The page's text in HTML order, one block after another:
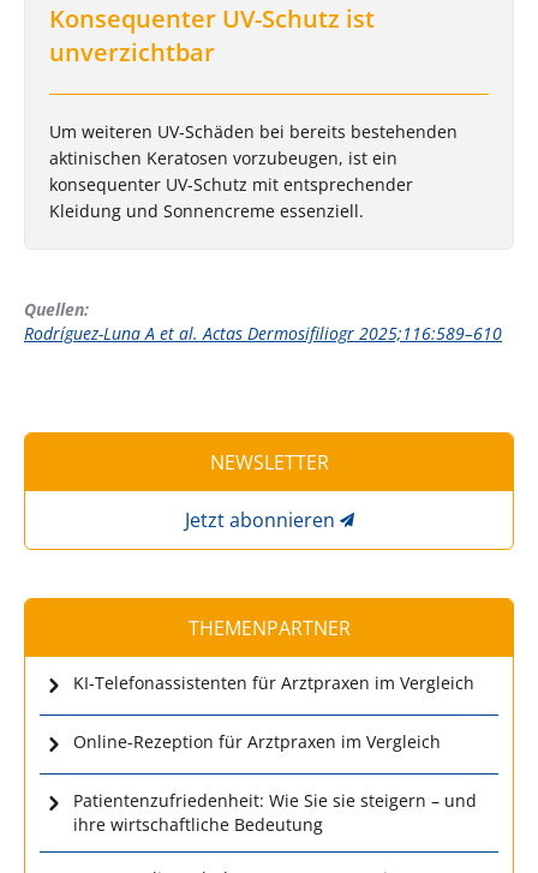
Konsequenter UV-Schutz ist
unverzichtbar
Um weiteren UV-Schäden bei bereits bestehenden
aktinischen Keratosen vorzubeugen, ist ein
konsequenter UV-Schutz mit entsprechender
Kleidung und Sonnencreme essenziell.
Quellen:
Rodríguez-Luna A et al. Actas Dermosifiliogr 2025;116:589–610
NEWSLETTER
Jetzt abonnieren
THEMENPARTNER
KI-Telefonassistenten für Arztpraxen im Vergleich
Online-Rezeption für Arztpraxen im Vergleich
Patientenzufriedenheit: Wie Sie sie steigern – und
ihre wirtschaftliche Bedeutung